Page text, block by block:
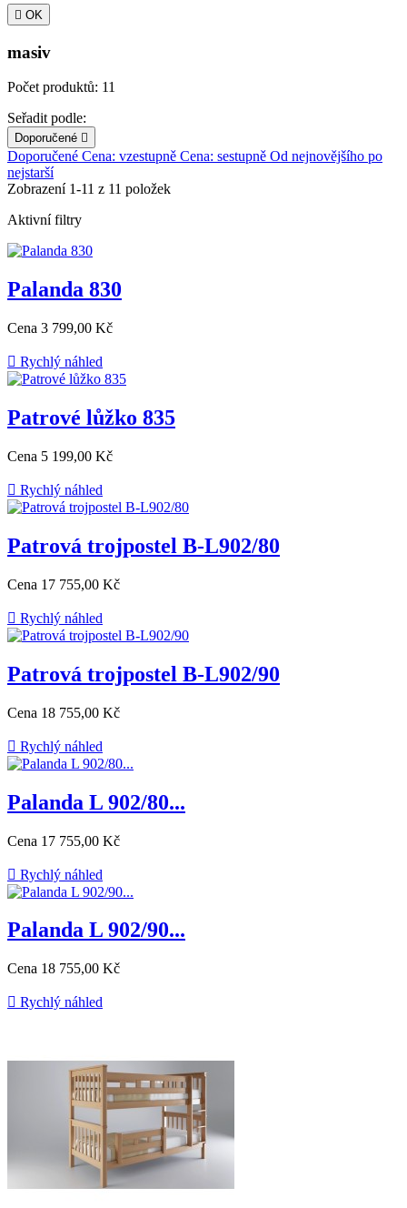
 OK
masiv
Počet produktů: 11
Seřadit podle:
Doporučené 
Doporučené Cena: vzestupně Cena: sestupně Od nejnovějšího po
nejstarší
Zobrazení 1-11 z 11 položek
Aktivní filtry
Palanda 830
Cena 3 799,00 Kč
 Rychlý náhled
Patrové lůžko 835
Cena 5 199,00 Kč
 Rychlý náhled
Patrová trojpostel B-L902/80
Cena 17 755,00 Kč
 Rychlý náhled
Patrová trojpostel B-L902/90
Cena 18 755,00 Kč
 Rychlý náhled
Palanda L 902/80...
Cena 17 755,00 Kč
 Rychlý náhled
Palanda L 902/90...
Cena 18 755,00 Kč
 Rychlý náhled